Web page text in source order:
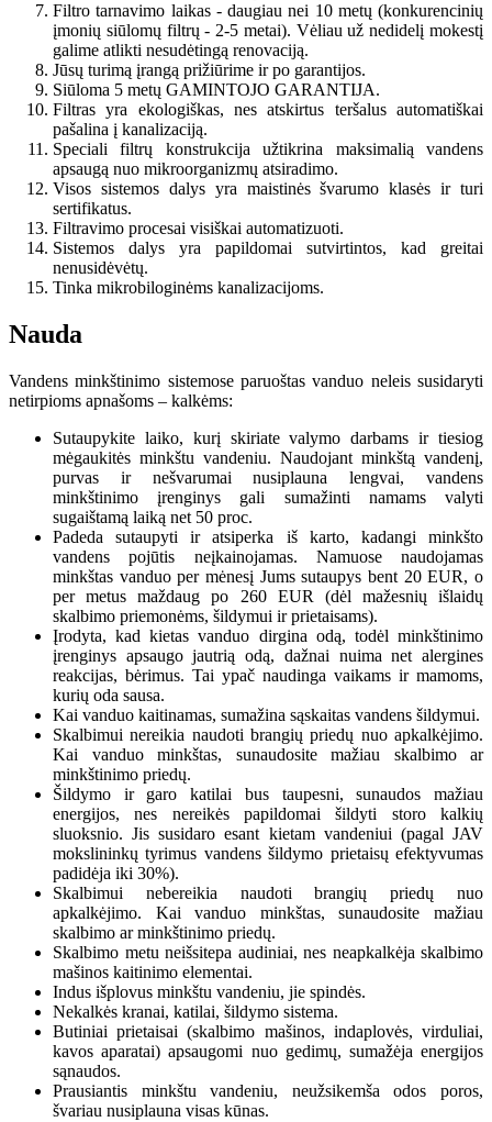
Filtro tarnavimo laikas - daugiau nei 10 metų (konkurencinių
įmonių siūlomų filtrų - 2-5 metai). Vėliau už nedidelį mokestį
galime atlikti nesudėtingą renovaciją.
Jūsų turimą įrangą prižiūrime ir po garantijos.
Siūloma 5 metų GAMINTOJO GARANTIJA.
Filtras yra ekologiškas, nes atskirtus teršalus automatiškai
pašalina į kanalizaciją.
Speciali filtrų konstrukcija užtikrina maksimalią vandens
apsaugą nuo mikroorganizmų atsiradimo.
Visos sistemos dalys yra maistinės švarumo klasės ir turi
sertifikatus.
Filtravimo procesai visiškai automatizuoti.
Sistemos dalys yra papildomai sutvirtintos, kad greitai
nenusidėvėtų.
Tinka mikrobiloginėms kanalizacijoms.
Nauda
Vandens minkštinimo sistemose paruoštas vanduo neleis susidaryti
netirpioms apnašoms – kalkėms:
Sutaupykite laiko, kurį skiriate valymo darbams ir tiesiog
mėgaukitės minkštu vandeniu. Naudojant minkštą vandenį,
purvas ir nešvarumai nusiplauna lengvai, vandens
minkštinimo įrenginys gali sumažinti namams valyti
sugaištamą laiką net 50 proc.
Padeda sutaupyti ir atsiperka iš karto, kadangi minkšto
vandens pojūtis neįkainojamas. Namuose naudojamas
minkštas vanduo per mėnesį Jums sutaupys bent 20 EUR, o
per metus maždaug po 260 EUR (dėl mažesnių išlaidų
skalbimo priemonėms, šildymui ir prietaisams).
Įrodyta, kad kietas vanduo dirgina odą, todėl minkštinimo
įrenginys apsaugo jautrią odą, dažnai nuima net alergines
reakcijas, bėrimus. Tai ypač naudinga vaikams ir mamoms,
kurių oda sausa.
Kai vanduo kaitinamas, sumažina sąskaitas vandens šildymui.
Skalbimui nereikia naudoti brangių priedų nuo apkalkėjimo.
Kai vanduo minkštas, sunaudosite mažiau skalbimo ar
minkštinimo priedų.
Šildymo ir garo katilai bus taupesni, sunaudos mažiau
energijos, nes nereikės papildomai šildyti storo kalkių
sluoksnio. Jis susidaro esant kietam vandeniui (pagal JAV
mokslininkų tyrimus vandens šildymo prietaisų efektyvumas
padidėja iki 30%).
Skalbimui nebereikia naudoti brangių priedų nuo
apkalkėjimo. Kai vanduo minkštas, sunaudosite mažiau
skalbimo ar minkštinimo priedų.
Skalbimo metu neišsitepa audiniai, nes neapkalkėja skalbimo
mašinos kaitinimo elementai.
Indus išplovus minkštu vandeniu, jie spindės.
Nekalkės kranai, katilai, šildymo sistema.
Butiniai prietaisai (skalbimo mašinos, indaplovės, virduliai,
kavos aparatai) apsaugomi nuo gedimų, sumažėja energijos
sąnaudos.
Prausiantis minkštu vandeniu, neužsikemša odos poros,
švariau nusiplauna visas kūnas.